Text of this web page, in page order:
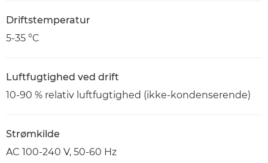
Driftstemperatur
5-35 °C
Luftfugtighed ved drift
10-90 % relativ luftfugtighed (ikke-kondenserende)
Strømkilde
AC 100-240 V, 50-60 Hz